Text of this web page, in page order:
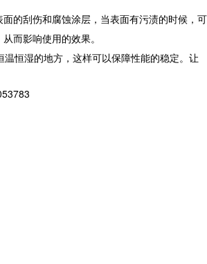
的刮伤和腐蚀涂层，当表面有污渍的时候，可
而影响使用的效果。
恒湿的地方，这样可以保障性能的稳定。让